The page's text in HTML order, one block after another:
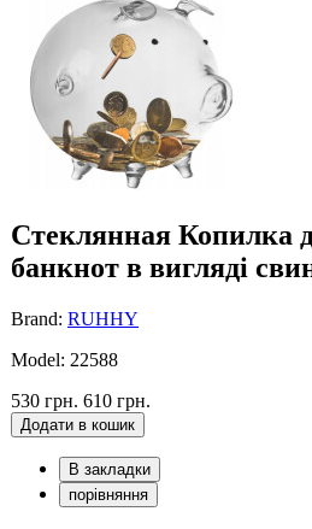
Cтеклянная Копилка
банкнот в вигляді
Brand: RUHHY
Model: 22588
530 грн. 610 грн.
Додати в кошик
В закладки
порівняння